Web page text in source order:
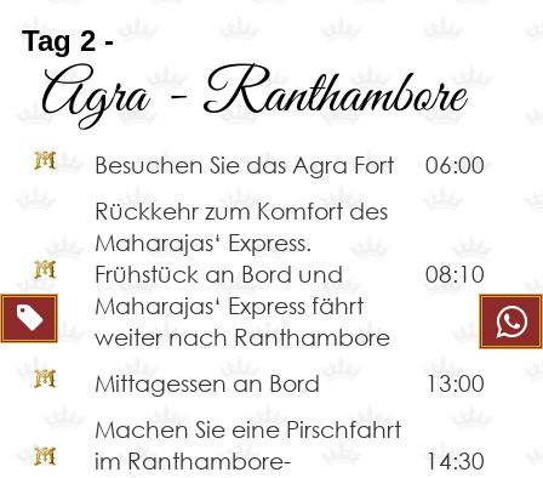
Tag 2 -
Agra - Ranthambore
Besuchen Sie das Agra Fort
06:00
Rückkehr zum Komfort des
Maharajas‘ Express.
Frühstück an Bord und
Maharajas‘ Express fährt
weiter nach Ranthambore
08:10
Mittagessen an Bord
13:00
Machen Sie eine Pirschfahrt
im Ranthambore-
14:30